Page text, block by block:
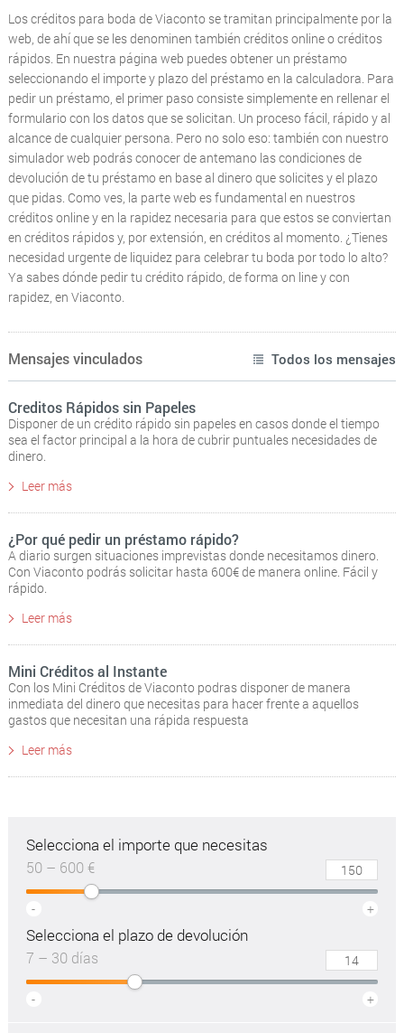
Los créditos para boda de Viaconto se tramitan principalmente por la
web, de ahí que se les denominen también créditos online o créditos
rápidos. En nuestra página web puedes obtener un préstamo
seleccionando el importe y plazo del préstamo en la calculadora. Para
pedir un préstamo, el primer paso consiste simplemente en rellenar el
formulario con los datos que se solicitan. Un proceso fácil, rápido y al
alcance de cualquier persona. Pero no solo eso: también con nuestro
simulador web podrás conocer de antemano las condiciones de
devolución de tu préstamo en base al dinero que solicites y el plazo
que pidas. Como ves, la parte web es fundamental en nuestros
créditos online y en la rapidez necesaria para que estos se conviertan
en créditos rápidos y, por extensión, en créditos al momento. ¿Tienes
necesidad urgente de liquidez para celebrar tu boda por todo lo alto?
Ya sabes dónde pedir tu crédito rápido, de forma on line y con
rapidez, en Viaconto.
Mensajes vinculados Todos los mensajes
Creditos Rápidos sin Papeles
Disponer de un crédito rápido sin papeles en casos donde el tiempo
sea el factor principal a la hora de cubrir puntuales necesidades de
dinero.
Leer más
¿Por qué pedir un préstamo rápido?
A diario surgen situaciones imprevistas donde necesitamos dinero.
Con Viaconto podrás solicitar hasta 600€ de manera online. Fácil y
rápido.
Leer más
Mini Créditos al Instante
Con los Mini Créditos de Viaconto podras disponer de manera
inmediata del dinero que necesitas para hacer frente a aquellos
gastos que necesitan una rápida respuesta
Leer más
Selecciona el importe que necesitas
50 – 600 €
- +
Selecciona el plazo de devolución
7 – 30 días
- +